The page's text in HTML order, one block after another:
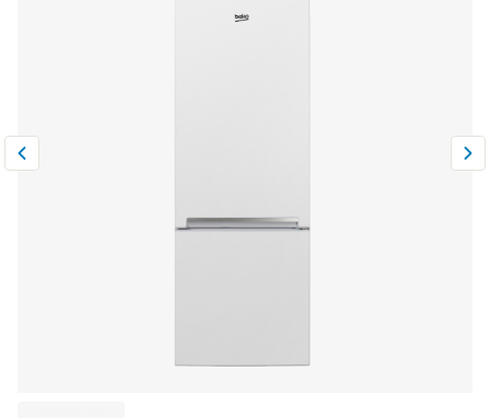
Климатическая техника